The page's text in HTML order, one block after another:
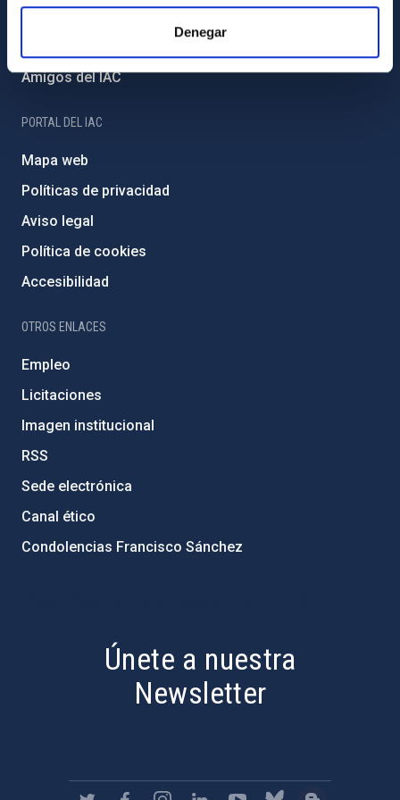
Denegar
Amigos del IAC
PORTAL DEL IAC
Mapa web
Políticas de privacidad
Aviso legal
Política de cookies
Accesibilidad
OTROS ENLACES
Empleo
Licitaciones
Imagen institucional
RSS
Sede electrónica
Canal ético
Condolencias Francisco Sánchez
Únete a nuestra
Newsletter